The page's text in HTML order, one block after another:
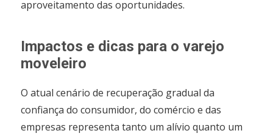
aproveitamento das oportunidades.
Impactos e dicas para o varejo
moveleiro
O atual cenário de recuperação gradual da
confiança do consumidor, do comércio e das
empresas representa tanto um alívio quanto um